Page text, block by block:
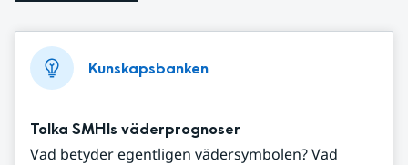
Kunskapsbanken
Tolka SMHIs väderprognoser
Vad betyder egentligen vädersymbolen? Vad